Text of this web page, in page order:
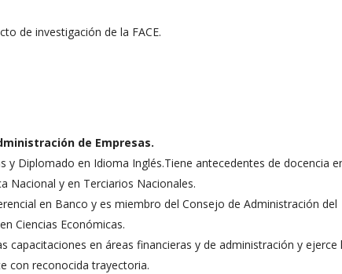
de investigación de la FACE.
de Empresas.
y Diplomado en Idioma Inglés.Tiene antecedentes de docencia
Nacional y en Terciarios Nacionales.
en Banco y es miembro del Consejo de Administración del
Ciencias Económicas.
capacitaciones en áreas financieras y de administración y ejerce
con reconocida trayectoria.